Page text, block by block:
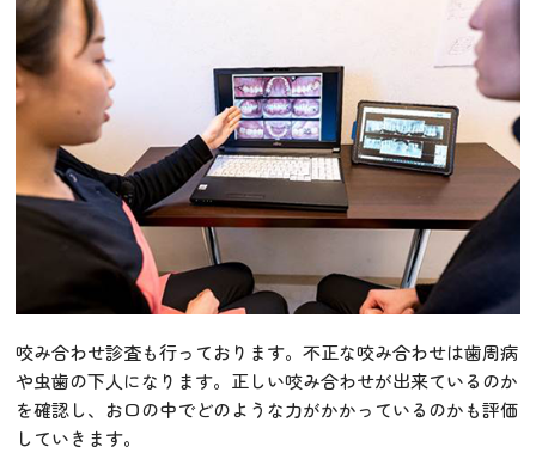
咬み合わせ診査も行っております。不正な咬み合わせは歯周病
や虫歯の下人になります。正しい咬み合わせが出来ているのか
を確認し、お口の中でどのような力がかかっているのかも評価
していきます。